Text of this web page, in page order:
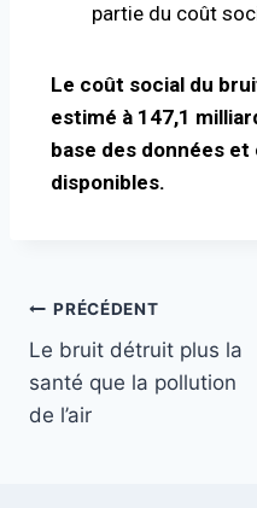
partie du coût
Le coût social du
estimé à 147,1
base des données
disponibles.
PRÉCÉDENT
Le bruit détruit plus la
santé que la pollution
de l’air